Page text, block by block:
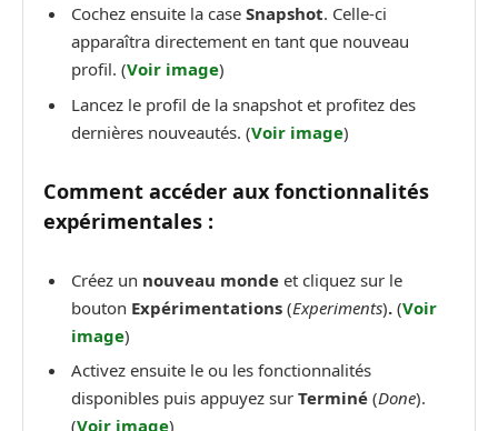
Cochez ensuite la case Snapshot. Celle-ci
apparaîtra directement en tant que nouveau
profil. (Voir image)
Lancez le profil de la snapshot et profitez des
dernières nouveautés. (Voir image)
Comment accéder aux fonctionnalités
expérimentales :
Créez un nouveau monde et cliquez sur le
bouton Expérimentations (Experiments). (Voir
image)
Activez ensuite le ou les fonctionnalités
disponibles puis appuyez sur Terminé (Done).
(Voir image)